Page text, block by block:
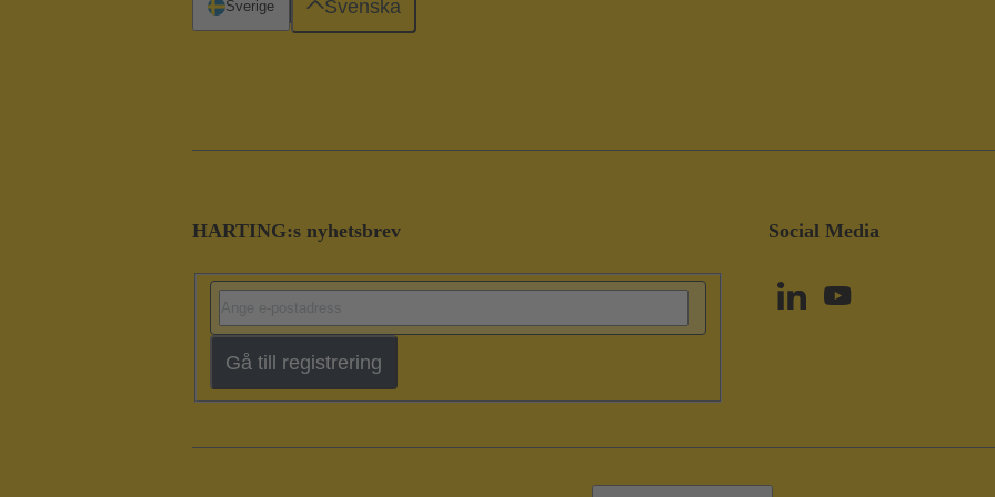
HARTING:s nyhetsbrev
Gå till registrering
Social Media
Sverige Svenska